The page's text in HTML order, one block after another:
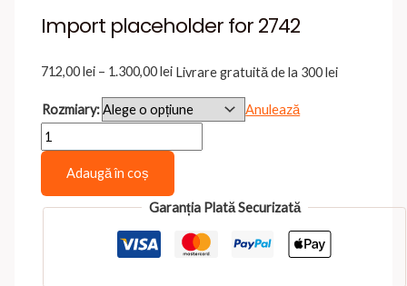
Import placeholder for 2742
712,00 lei – 1.300,00 leiInterval
de
prețuri:
1.300,00 lei
Livrare gratuită de la 300 lei
Rozmiary:
Anulează
Cantitate
Import
placeholder
for
Adaugă în coș
Garanția Plată Securizată